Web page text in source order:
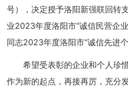
号），决定授予洛阳新强联回转
业2023年度洛阳市“诚信民营企
同志2023年度洛阳市“诚信先进个
希望受表彰的企业和个人珍
作为新的起点，再接再厉，充分